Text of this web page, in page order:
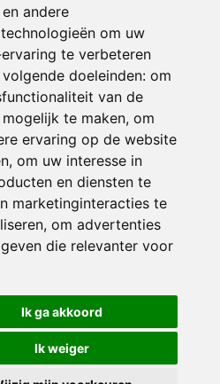
andere
om uw
te verbeteren
doeleinden: om
van de
te maken, om
ervaring op de website
, om uw interesse in
en diensten te
marketinginteracties te
, om advertenties
die relevanter voor
Ik ga akkoord
Ik weiger
Verhuizen as
Verhuizen
Verhuizen
berg